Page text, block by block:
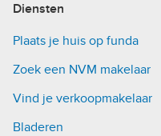
Diensten
Plaats je huis op funda
Zoek een NVM makelaar
Vind je verkoopmakelaar
Bladeren